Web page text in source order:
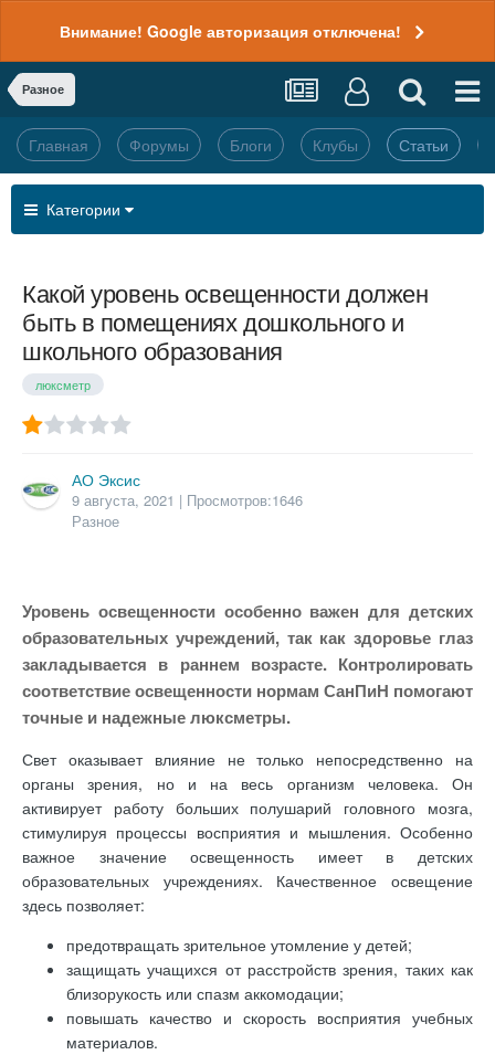
Внимание! Google авторизация отключена!
Разное
Главная Форумы Блоги Клубы Статьи
Категории
Какой уровень освещенности должен
быть в помещениях дошкольного и
школьного образования
люксметр
АО Эксис
9 августа, 2021 | Просмотров:1646
Разное
Уровень освещенности особенно важен для детских
образовательных учреждений, так как здоровье глаз
закладывается в раннем возрасте. Контролировать
соответствие освещенности нормам СанПиН помогают
точные и надежные люксметры.
Свет оказывает влияние не только непосредственно на
органы зрения, но и на весь организм человека. Он
активирует работу больших полушарий головного мозга,
стимулируя процессы восприятия и мышления. Особенно
важное значение освещенность имеет в детских
образовательных учреждениях. Качественное освещение
здесь позволяет:
предотвращать зрительное утомление у детей;
защищать учащихся от расстройств зрения, таких как
близорукость или спазм аккомодации;
повышать качество и скорость восприятия учебных
материалов.